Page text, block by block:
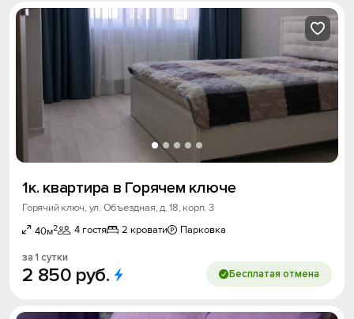
1к. квартира в Горячем ключе
Горячий ключ, ул. Объездная, д. 18, корп. 3
40м2 4 гостя 2 кровати Парковка
за 1 сутки
2 850 руб. Бесплатая отмена